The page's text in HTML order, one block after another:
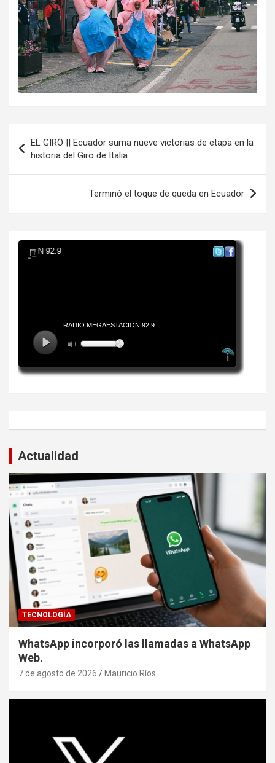
de
entradas
EL GIRO || Ecuador suma nueve victorias de etapa en la
historia del Giro de Italia
Terminó el toque de queda en Ecuador
Actualidad
TECNOLOGÍA
WhatsApp incorporó las llamadas a WhatsApp
Web.
7 de agosto de 2026 Mauricio Ríos